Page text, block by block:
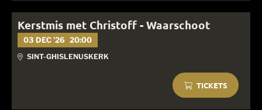
Kerstmis met Christoff - Waarschoot
03 DEC '26 20:00
SINT-GHISLENUSKERK
TICKETS